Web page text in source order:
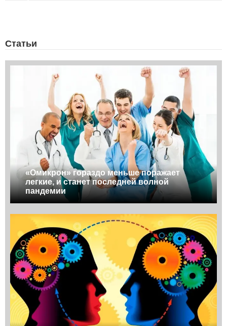
Статьи
«Омикрон» гораздо меньше поражает
легкие, и станет последней волной
пандемии